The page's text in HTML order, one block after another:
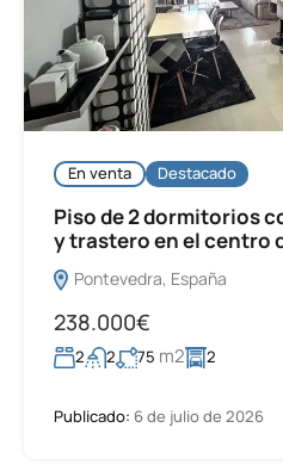
En venta Destacado
Piso de 2 dormitorios
y trastero en el centro
Pontevedra, España
238.000€
2 2 75 m2 2
Publicado: 6 de julio de 2026